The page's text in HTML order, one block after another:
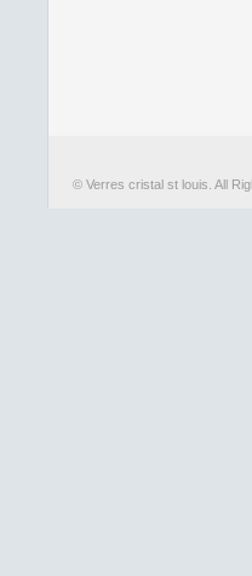
© Verres cristal st louis. All